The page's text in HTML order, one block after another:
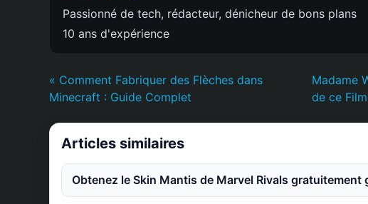
Passionné de tech, rédacteur, dénicheur de bons plans
10 ans d'expérience
« Comment Fabriquer des Flèches dans
Minecraft : Guide Complet
Madame
de ce
Articles similaires
Obtenez le Skin Mantis de Marvel Rivals gratuitement